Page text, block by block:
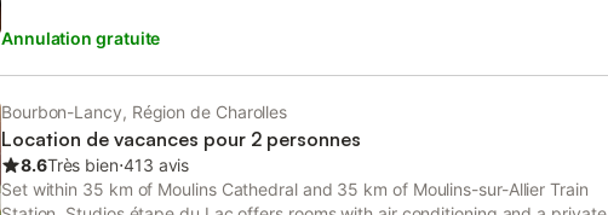
Annulation gratuite
Bourbon-Lancy, Région de Charolles
Location de vacances pour 2 personnes
8.6Très bien⋅413 avis
Set within 35 km of Moulins Cathedral and 35 km of Moulins-sur-Allier Train